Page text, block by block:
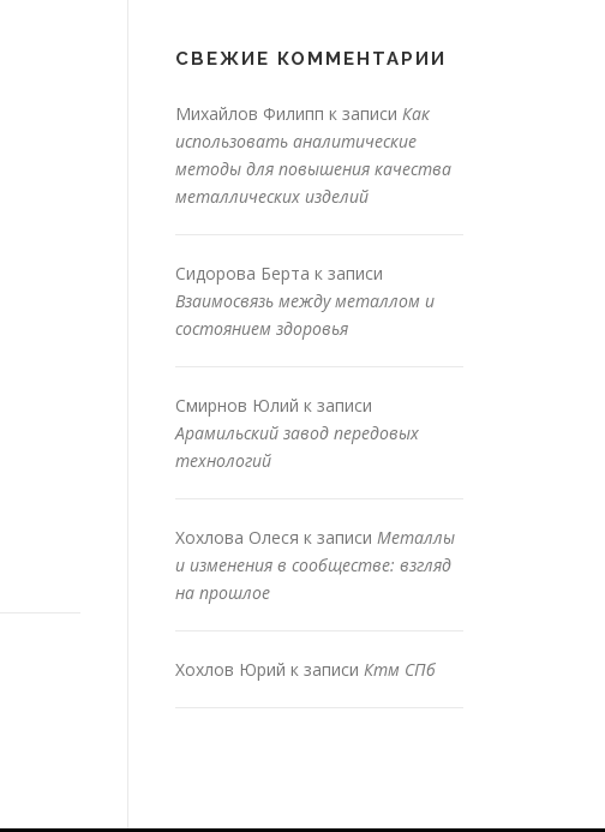
СВЕЖИЕ КОММЕНТАРИИ
Михайлов Филипп к записи Как
использовать аналитические
методы для повышения качества
металлических изделий
Сидорова Берта к записи
Взаимосвязь между металлом и
состоянием здоровья
Смирнов Юлий к записи
Арамильский завод передовых
технологий
Хохлова Олеся к записи Металлы
и изменения в сообществе: взгляд
на прошлое
Хохлов Юрий к записи Ктм СПб